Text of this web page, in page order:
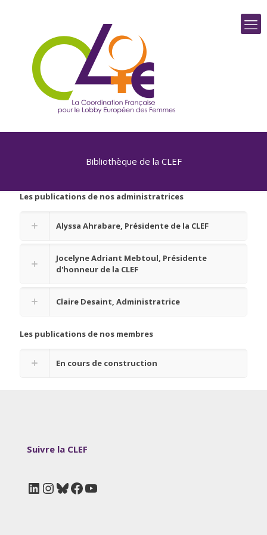
Bibliothèque de la CLEF
Les publications de nos administratrices
Alyssa Ahrabare, Présidente de la CLEF
Jocelyne Adriant Mebtoul, Présidente
d'honneur de la CLEF
Claire Desaint, Administratrice
Les publications de nos membres
En cours de construction
Suivre la CLEF
LinkedIn
Instagram
Bluesky
Facebook
YouTube